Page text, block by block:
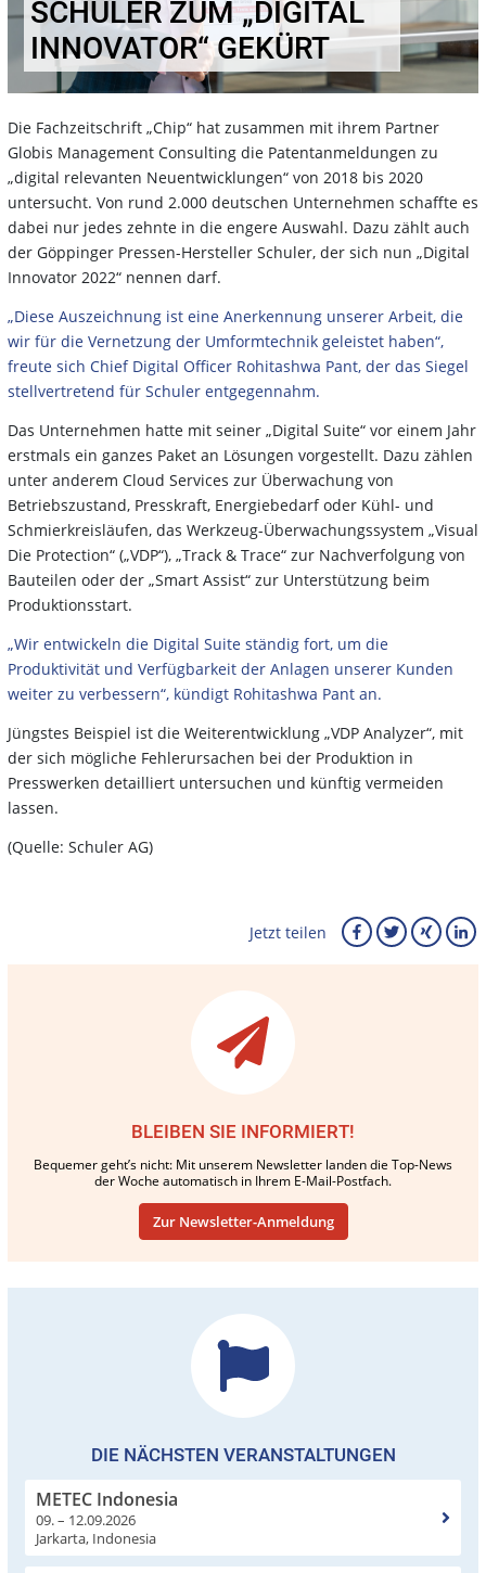
SCHULER ZUM „DIGITAL
INNOVATOR“ GEKÜRT
Die Fachzeitschrift „Chip“ hat zusammen mit ihrem Partner
Globis Management Consulting die Patentanmeldungen zu
„digital relevanten Neuentwicklungen“ von 2018 bis 2020
untersucht. Von rund 2.000 deutschen Unternehmen schaffte es
dabei nur jedes zehnte in die engere Auswahl. Dazu zählt auch
der Göppinger Pressen-Hersteller Schuler, der sich nun „Digital
Innovator 2022“ nennen darf.
„Diese Auszeichnung ist eine Anerkennung unserer Arbeit, die
wir für die Vernetzung der Umformtechnik geleistet haben“,
freute sich Chief Digital Officer Rohitashwa Pant, der das Siegel
stellvertretend für Schuler entgegennahm.
Das Unternehmen hatte mit seiner „Digital Suite“ vor einem Jahr
erstmals ein ganzes Paket an Lösungen vorgestellt. Dazu zählen
unter anderem Cloud Services zur Überwachung von
Betriebszustand, Presskraft, Energiebedarf oder Kühl- und
Schmierkreisläufen, das Werkzeug-Überwachungssystem „Visual
Die Protection“ („VDP“), „Track & Trace“ zur Nachverfolgung von
Bauteilen oder der „Smart Assist“ zur Unterstützung beim
Produktionsstart.
„Wir entwickeln die Digital Suite ständig fort, um die
Produktivität und Verfügbarkeit der Anlagen unserer Kunden
weiter zu verbessern“, kündigt Rohitashwa Pant an.
Jüngstes Beispiel ist die Weiterentwicklung „VDP Analyzer“, mit
der sich mögliche Fehlerursachen bei der Produktion in
Presswerken detailliert untersuchen und künftig vermeiden
lassen.
(Quelle: Schuler AG)
Jetzt teilen
BLEIBEN SIE INFORMIERT!
Bequemer geht’s nicht: Mit unserem Newsletter landen die Top-News
der Woche automatisch in Ihrem E-Mail-Postfach.
Zur Newsletter-Anmeldung
DIE NÄCHSTEN VERANSTALTUNGEN
METEC Indonesia
09. – 12.09.2026
Jarkarta, Indonesia